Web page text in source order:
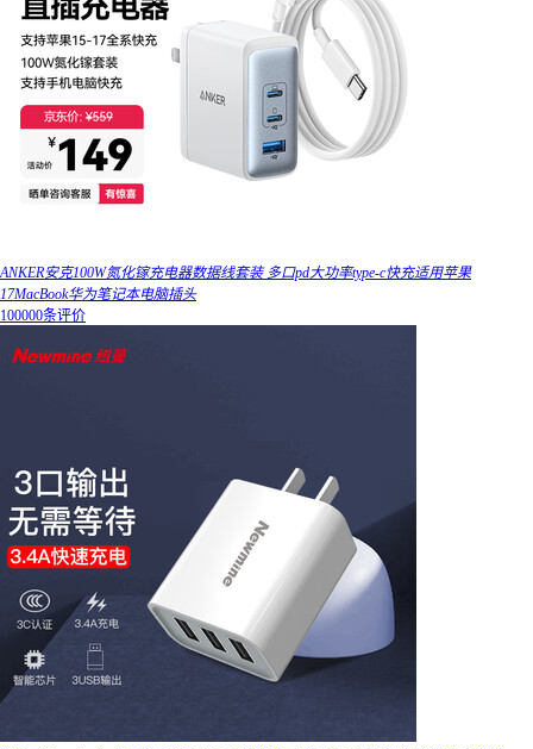
ANKER安克100W氮化镓充电器数据线套装 多口pd大功率type-c快充适用苹果
17MacBook华为笔记本电脑插头
100000条评价